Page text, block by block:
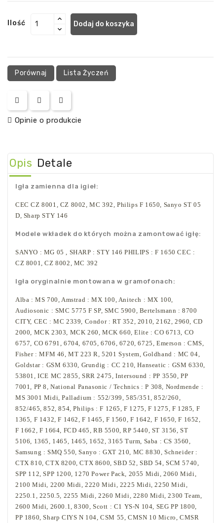
Ilość Dodaj do koszyka
Porównaj Lista Życzeń
Opinie o produkcie
Opis Detale
Igła zamienna dla igieł:
CEC CZ 8001, CZ 8002, MC 392, Philips F 1650, Sanyo ST 05
D, Sharp STY 146
Modele wkładek do których można zamontować igłę:
SANYO : MG 05 , SHARP : STY 146 PHILIPS : F 1650 CEC :
CZ 8001, CZ 8002, MC 392
Igła oryginalnie montowana w gramofonach:
Alba : MS 700, Amstrad : MX 100, Anitech : MX 100,
Audiosonic : SMC 5775 F SP, SMC 5900, Bertelsmann : 8700
CITY, CEC : MC 2339, Condor : RT 352, 2010, 2162, 2960, CD
2000, MCK 2303, MCK 260, MCK 660, Elite : CO 6713, CO
6757, CO 6791, 6704, 6705, 6706, 6720, 6725, Emerson : CMS,
Fisher : MFM 46, MT 223 R, 5201 System, Goldhand : MC 04,
Goldstar : GSM 6330, Grundig : CC 210, Hanseatic : GSM 6330,
53801, ICE MC 2855, SRR 2475, Intersound : PP 3550, PP
7001, PP 8, National Panasonic / Technics : P 308, Nordmende :
MS 3001 Midi, Palladium : 552/399, 585/351, 852/260,
852/465, 852, 854, Philips : F 1265, F 1275, F 1275, F 1285, F
1365, F 1432, F 1462, F 1465, F 1560, F 1642, F 1650, F 1652,
F 1662, F 1664, FCD 465, RB 5500, RP 5440, ST 3156, ST
5106, 1365, 1465, 1465, 1652, 3165 Turm, Saba : CS 3560,
Samsung : SMQ 550, Sanyo : GXT 210, MC 8830, Schneider :
CTX 810, CTX 8200, CTX 8600, SBD 52, SBD 54, SCM 5740,
SPP 112, SPP 1200, 1270 Power Pack, 2055 Midi, 2060 Midi,
2100 Midi, 2200 Midi, 2220 Midi, 2225 Midi, 2250 Midi,
2250.1, 2250.5, 2255 Midi, 2260 Midi, 2280 Midi, 2300 Team,
2600 Midi, 2600.1, 8300, Scott : C1 YS-N 104, SEG PP 1800,
PP 1860, Sharp CIYS N 104, CSM 55, CMSN 10 Micro, CMSR